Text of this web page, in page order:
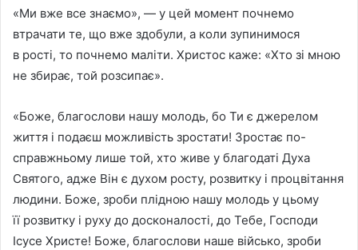
«Ми вже все знаємо», — у цей момент почнемо
втрачати те, що вже здобули, а коли зупинимося
в рості, то почнемо маліти. Христос каже: «Хто зі мною
не збирає, той розсипає».
«Боже, благослови нашу молодь, бо Ти є джерелом
життя і подаєш можливість зростати! Зростає по-
справжньому лише той, хто живе у благодаті Духа
Святого, адже Він є духом росту, розвитку і процвітання
людини. Боже, зроби плідною нашу молодь у цьому
її розвитку і руху до досконалості, до Тебе, Господи
Ісусе Христе! Боже, благослови наше військо, зроби